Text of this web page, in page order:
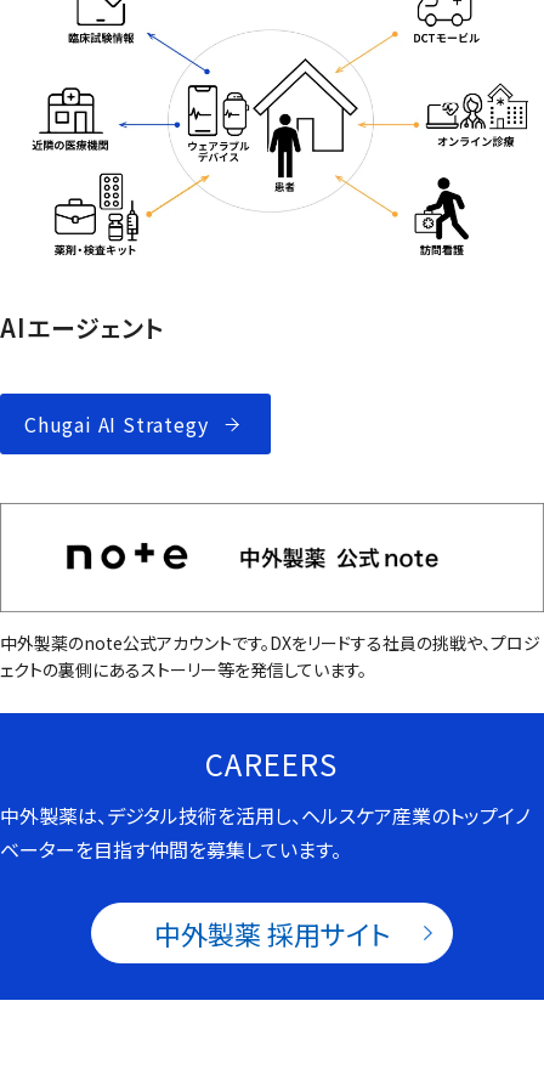
AIエージェント
Chugai AI Strategy
中外製薬のnote公式アカウントです。DXをリードする社員の挑戦や、プロジ
ェクトの裏側にあるストーリー等を発信しています。
CAREERS
中外製薬は、デジタル技術を活用し、ヘルスケア産業のトップイノ
ベーターを目指す仲間を募集しています。
中外製薬 採用サイト